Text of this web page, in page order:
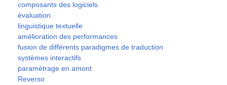
composants des logiciels
évaluation
linguistique textuelle
amélioration des performances
fusion de différents paradigmes de traduction
systèmes interactifs
paramétrage en amont
Reverso